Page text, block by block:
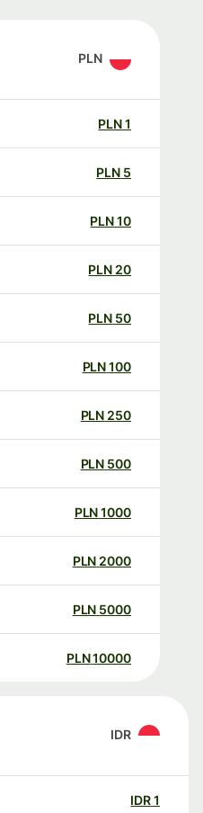
PLN
PLN
PLN
PLN
20
PLN
50
PLN
100
PLN
250
PLN
500
PLN
1000
PLN
2000
PLN
5000
PLN
10000
PLN
IDR
IDR